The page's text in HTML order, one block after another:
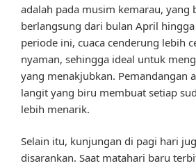
adalah pada musim kemarau, yang
berlangsung dari bulan April hingga
periode ini, cuaca cenderung lebih
nyaman, sehingga ideal untuk
yang menakjubkan. Pemandangan
langit yang biru membuat setiap
lebih menarik.
Selain itu, kunjungan di pagi hari
disarankan. Saat matahari baru